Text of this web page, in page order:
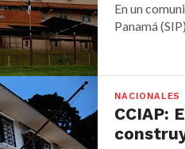
En un
Panamá
NACIONALES
CCIAP: